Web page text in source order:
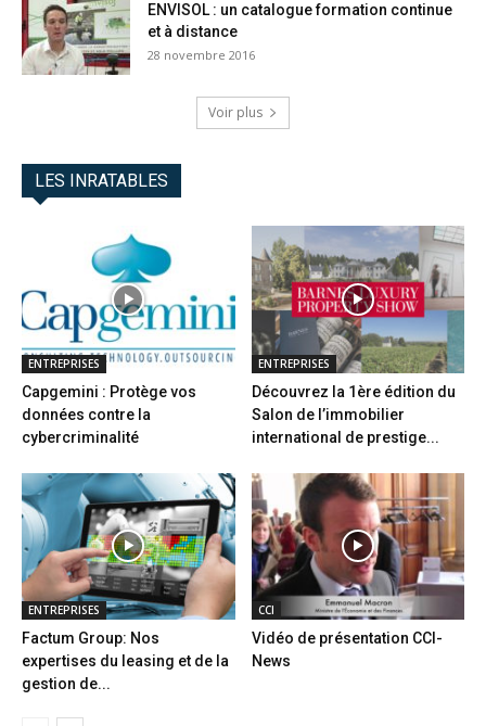
ENVISOL : un catalogue formation continue
et à distance
28 novembre 2016
Voir plus
LES INRATABLES
ENTREPRISES
Capgemini : Protège vos
données contre la
cybercriminalité
ENTREPRISES
Découvrez la 1ère édition du
Salon de l’immobilier
international de prestige...
ENTREPRISES
Factum Group: Nos
expertises du leasing et de la
gestion de...
CCI
Vidéo de présentation CCI-
News